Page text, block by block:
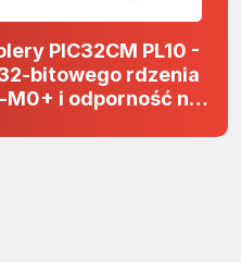
PIC32CM PL10 -
bitowego rdzenia
M0+ i odporność na